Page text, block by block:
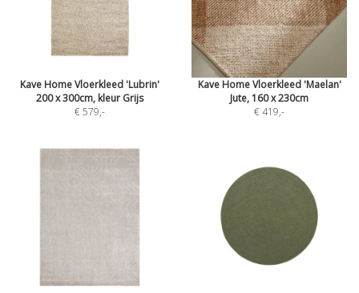
Kave Home Vloerkleed 'Lubrin'
200 x 300cm, kleur Grijs
€ 579,-
Kave Home Vloerkleed 'Maelan'
Jute, 160 x 230cm
€ 419,-